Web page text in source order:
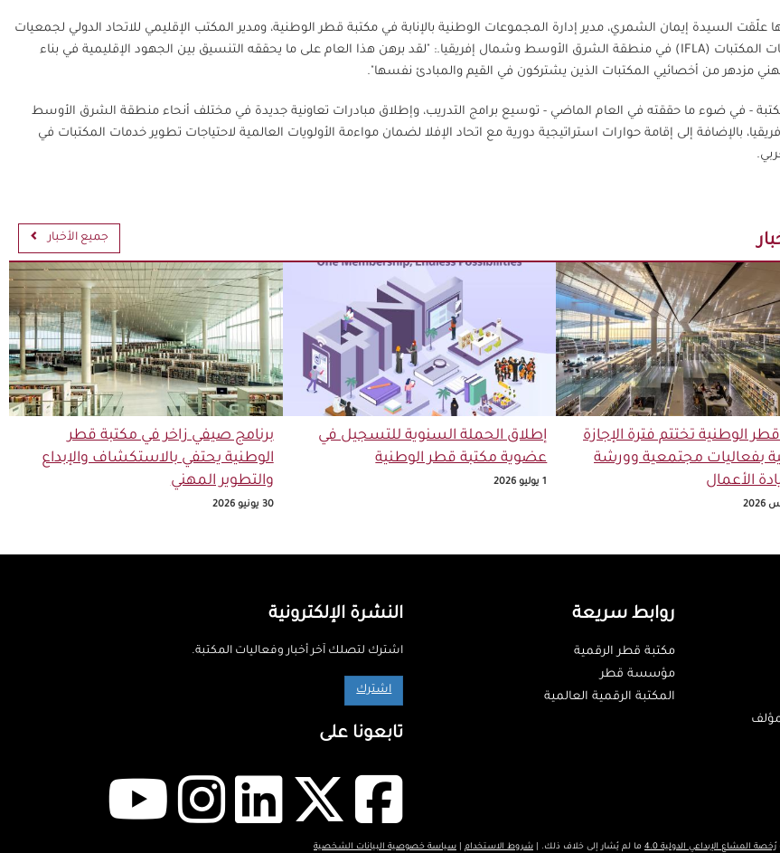
علّقت السيدة إيمان الشمري، مدير إدارة المجموعات الوطنية بالإنابة في مكتبة قطر الوطنية، ومدير المكتب الإقليمي للاتحاد الدولي لجمعيات
ومؤسسات المكتبات (IFLA) في منطقة الشرق الأوسط وشمال إفريقيا.: "لقد برهن هذا العام على ما يحققه التنسيق بين الجهود الإقليمية في بناء
مزدهر من أخصائيي المكتبات الذين يشتركون في القيم والمبادئ نفسها".
- في ضوء ما حققته في العام الماضي - توسيع برامج التدريب، وإطلاق مبادرات تعاونية جديدة في مختلف أنحاء منطقة الشرق الأوسط
بالإضافة إلى إقامة حوارات استراتيجية دورية مع اتحاد الإفلا لضمان مواءمة الأولويات العالمية لاحتياجات تطوير خدمات المكتبات في
جميع الأخبار
الوطنية تختتم فترة الإجازة
بفعاليات مجتمعية وورشة
الأعمال
إطلاق الحملة السنوية للتسجيل في
عضوية مكتبة قطر الوطنية
1 يوليو 2026
برنامج صيفي زاخر في مكتبة قطر
الوطنية يحتفي بالاستكشاف والإبداع
والتطوير المهني
30 يونيو 2026
روابط سريعة
مكتبة قطر الرقمية
مؤسسة قطر
المكتبة الرقمية العالمية
النشرة الإلكترونية
اشترك لتصلك آخر أخبار وفعاليات المكتبة.
اشترك
تابعونا على
رُخصة المشاع الإبداعي الدولية 4.0 ما لم يُشار إلى خلاف ذلك. | شروط الاستخدام سياسة خصوصية البيانات الشخصية